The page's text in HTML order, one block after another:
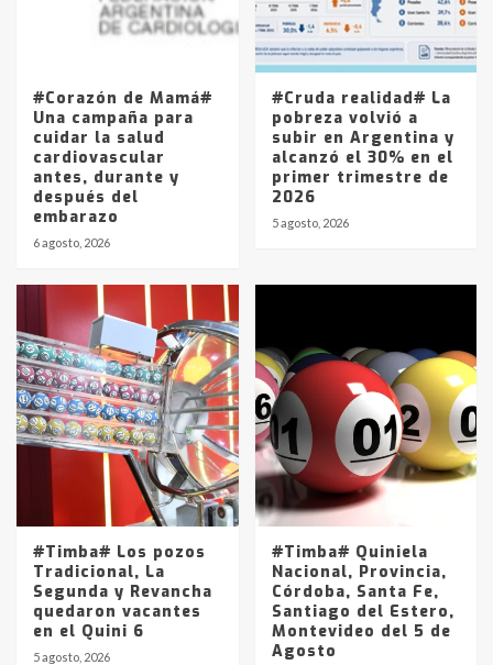
Los precios de los combustibles en
La Pampa, desde YPF hasta Axion
entre 857 a 1338 pesos
#Corazón de Mamá#
Una campaña para
cuidar la salud
cardiovascular
antes, durante y
después del
embarazo
6 agosto, 2026
#Cruda realidad# La
pobreza volvió a
subir en Argentina y
alcanzó el 30% en el
primer trimestre de
2026
5 agosto, 2026
#Timba# Los pozos
Tradicional, La
Segunda y Revancha
quedaron vacantes
en el Quini 6
5 agosto, 2026
#Timba# Quiniela
Nacional, Provincia,
Córdoba, Santa Fe,
Santiago del Estero,
Montevideo del 5 de
Agosto